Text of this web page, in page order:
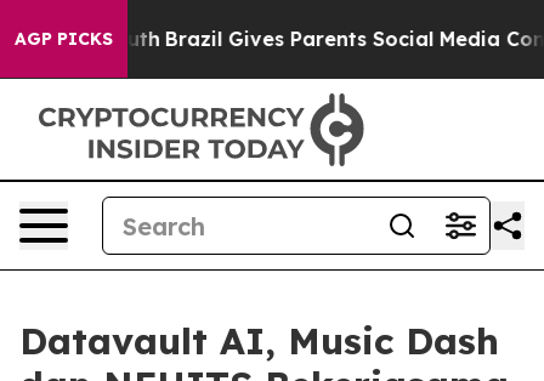
AGP PICKS
Youth Brazil Gives Parents Social Media Controls for
Datavault AI, Music Dash